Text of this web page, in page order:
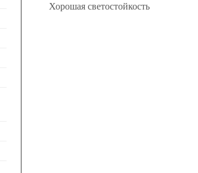
Хорошая светостойкость